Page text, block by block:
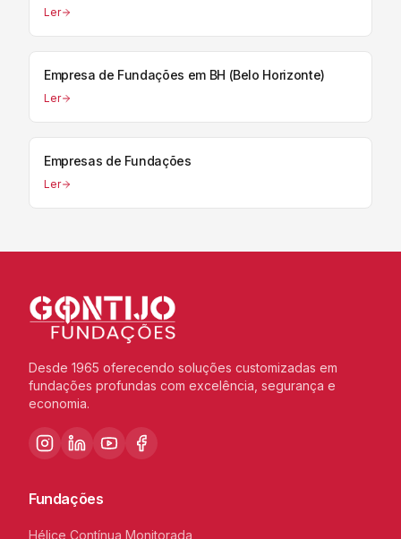
Ler
Empresa de Fundações em BH (Belo Horizonte)
Ler
Empresas de Fundações
Ler
Desde 1965 oferecendo soluções customizadas em
fundações profundas com excelência, segurança e
economia.
Fundações
Hélice Contínua Monitorada